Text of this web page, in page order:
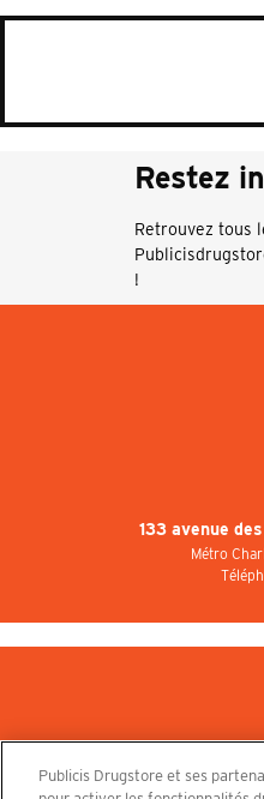
Restez
Retrouvez tous
!
133 avenue
Métro
Publicis Drugstore et ses